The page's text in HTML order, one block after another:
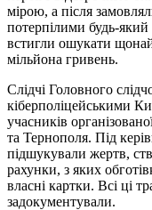
мірою, а після
потерпілими будь-який
встигли ошукати
мільйона гривень.
Слідчі Головного
кіберполіцейськими
учасників
та Тернополя. Під
підшукували жертв,
рахунки, з яких
власні картки. Всі ці
задокументували.